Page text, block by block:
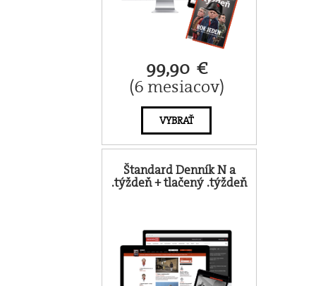
99,90 €
(6 mesiacov)
VYBRAŤ
Štandard Denník N a
.týždeň + tlačený .týždeň